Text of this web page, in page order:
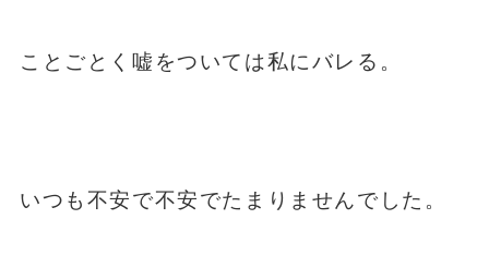
ことごとく嘘をついては私にバレる。
いつも不安で不安でたまりませんでした。